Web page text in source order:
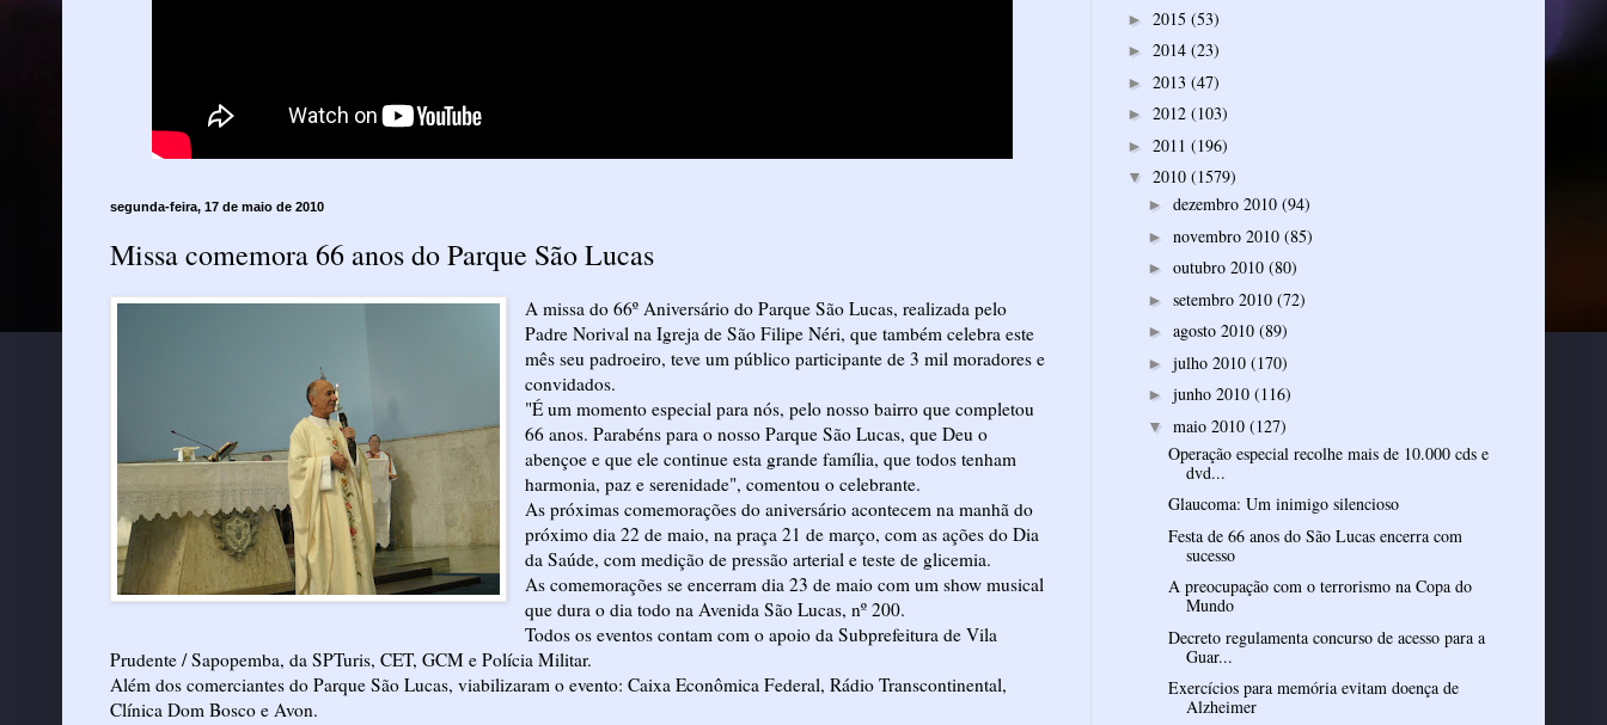
segunda-feira, 17 de maio de 2010
Missa comemora 66 anos do Parque São Lucas
A missa do 66º Aniversário do Parque São Lucas, realizada pelo
Padre Norival na Igreja de São Filipe Néri, que também celebra este
mês seu padroeiro, teve um público participante de 3 mil moradores e
convidados.
"É um momento especial para nós, pelo nosso bairro que completou
66 anos. Parabéns para o nosso Parque São Lucas, que Deu o
abençoe e que ele continue esta grande família, que todos tenham
harmonia, paz e serenidade", comentou o celebrante.
As próximas comemorações do aniversário acontecem na manhã do
próximo dia 22 de maio, na praça 21 de março, com as ações do Dia
da Saúde, com medição de pressão arterial e teste de glicemia.
As comemorações se encerram dia 23 de maio com um show musical
que dura o dia todo na Avenida São Lucas, nº 200.
Todos os eventos contam com o apoio da Subprefeitura de Vila
Prudente / Sapopemba, da SPTuris, CET, GCM e Polícia Militar.
Além dos comerciantes do Parque São Lucas, viabilizaram o evento: Caixa Econômica Federal, Rádio Transcontinental,
Clínica Dom Bosco e Avon.
► 2015 (53)
► 2014 (23)
► 2013 (47)
► 2012 (103)
► 2011 (196)
▼ 2010 (1579)
► dezembro 2010 (94)
► novembro 2010 (85)
► outubro 2010 (80)
► setembro 2010 (72)
► agosto 2010 (89)
► julho 2010 (170)
► junho 2010 (116)
▼ maio 2010 (127)
Operação especial recolhe mais de 10.000 cds e
dvd...
Glaucoma: Um inimigo silencioso
Festa de 66 anos do São Lucas encerra com
sucesso
A preocupação com o terrorismo na Copa do
Mundo
Decreto regulamenta concurso de acesso para a
Guar...
Exercícios para memória evitam doença de
Alzheimer